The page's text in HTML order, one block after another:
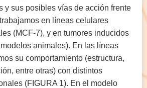
y sus posibles vías de acción frente
en líneas celulares
(MCF-7), y en tumores inducidos
animales). En las líneas
su comportamiento (estructura,
entre otras) con distintos
(FIGURA 1). En el modelo